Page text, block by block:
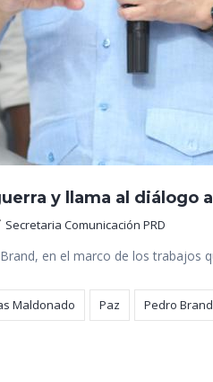
y llama al diálogo
Secretaria Comunicación PRD
en el marco de los trabajos
Maldonado Paz Pedro Brand